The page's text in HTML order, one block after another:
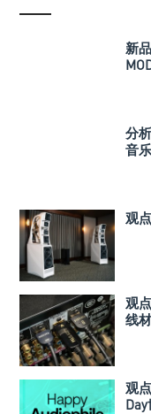
新
分
音
观
观
线
观